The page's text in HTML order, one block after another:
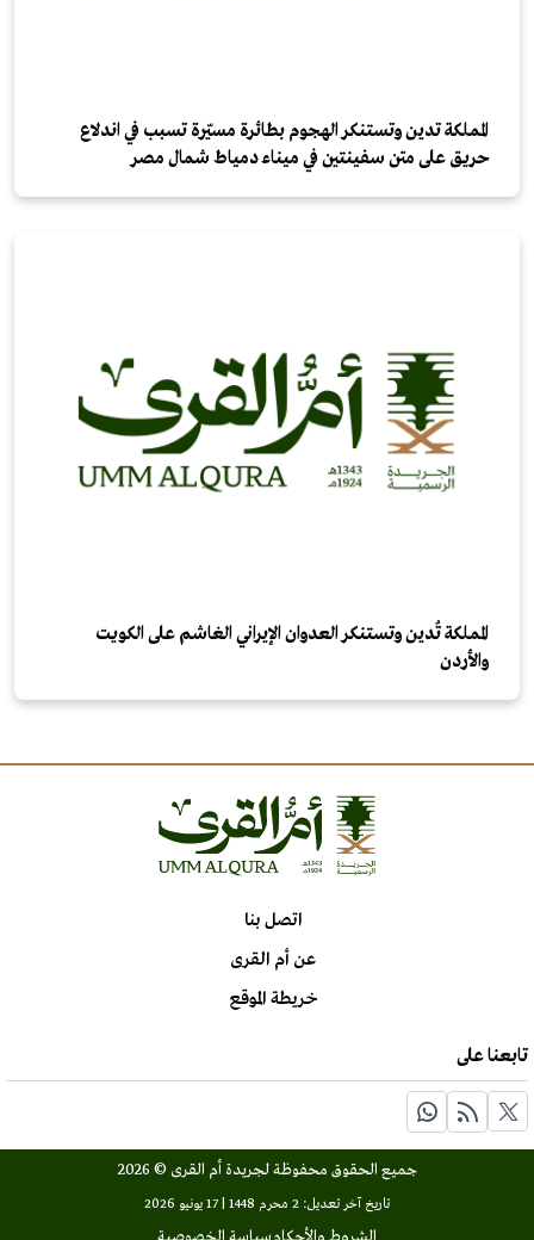
المملكة تدين وتستنكر الهجوم بطائرة مسيّرة تسبب في اندلاع
حريق على متن سفينتين في ميناء دمياط شمال مصر
المملكة تُدين وتستنكر العدوان الإيراني الغاشم على الكويت
والأردن
اتصل بنا
عن أم القرى
خريطة الموقع
تابعنا على
جميع الحقوق محفوظة لجريدة أم القرى © 2026
تاريخ آخر تعديل: 2 محرم 1448 | 17 يونيو 2026